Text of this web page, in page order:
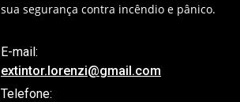
sua segurança contra incêndio e pânico.
E-mail:
extintor.lorenzi@gmail.com
Telefone: